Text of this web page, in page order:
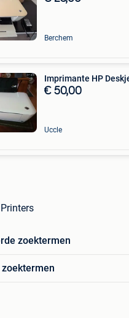
Berchem
Imprimante HP
€ 50,00
Uccle
zoektermen
zoektermen